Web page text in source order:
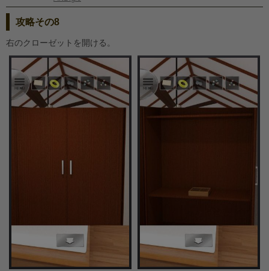
攻略その8
右のクローゼットを開ける。